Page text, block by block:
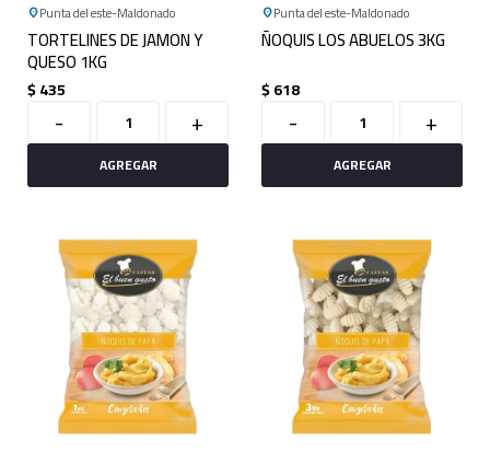
Punta del este Maldonado
TORTELINES DE JAMON Y
QUESO 1KG
$435
- +
Punta del este Maldonado
ÑOQUIS LOS ABUELOS 3KG
$618
- +